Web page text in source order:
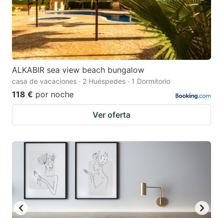
ALKABIR sea view beach bungalow
casa de vacaciones · 2 Huéspedes · 1 Dormitorio
118 € por noche
Ver oferta